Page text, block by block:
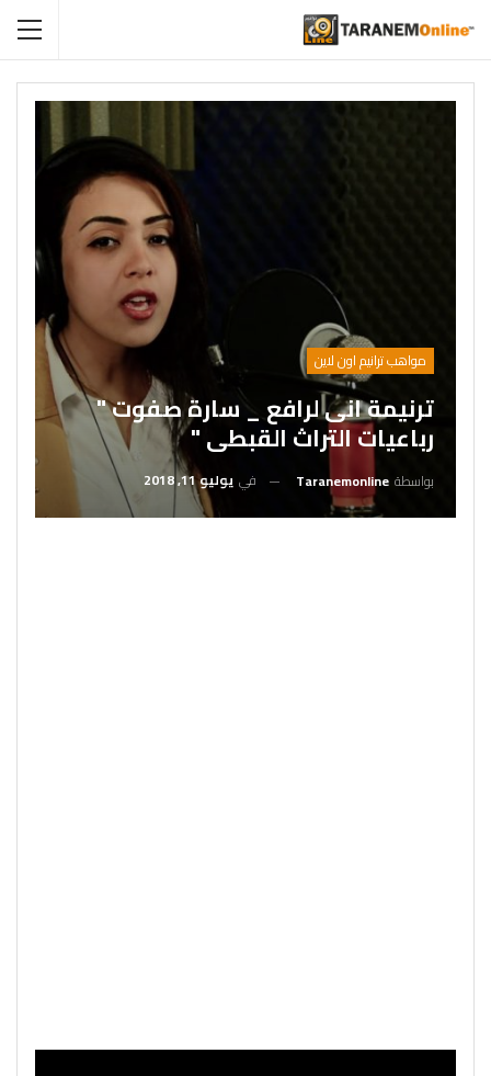
مواهب ترانيم اون لاين
ترنيمة انى لرافع _ سارة صفوت "
رباعيات التراث القبطى "
بواسطة Taranemonline في يوليو 11, 2018